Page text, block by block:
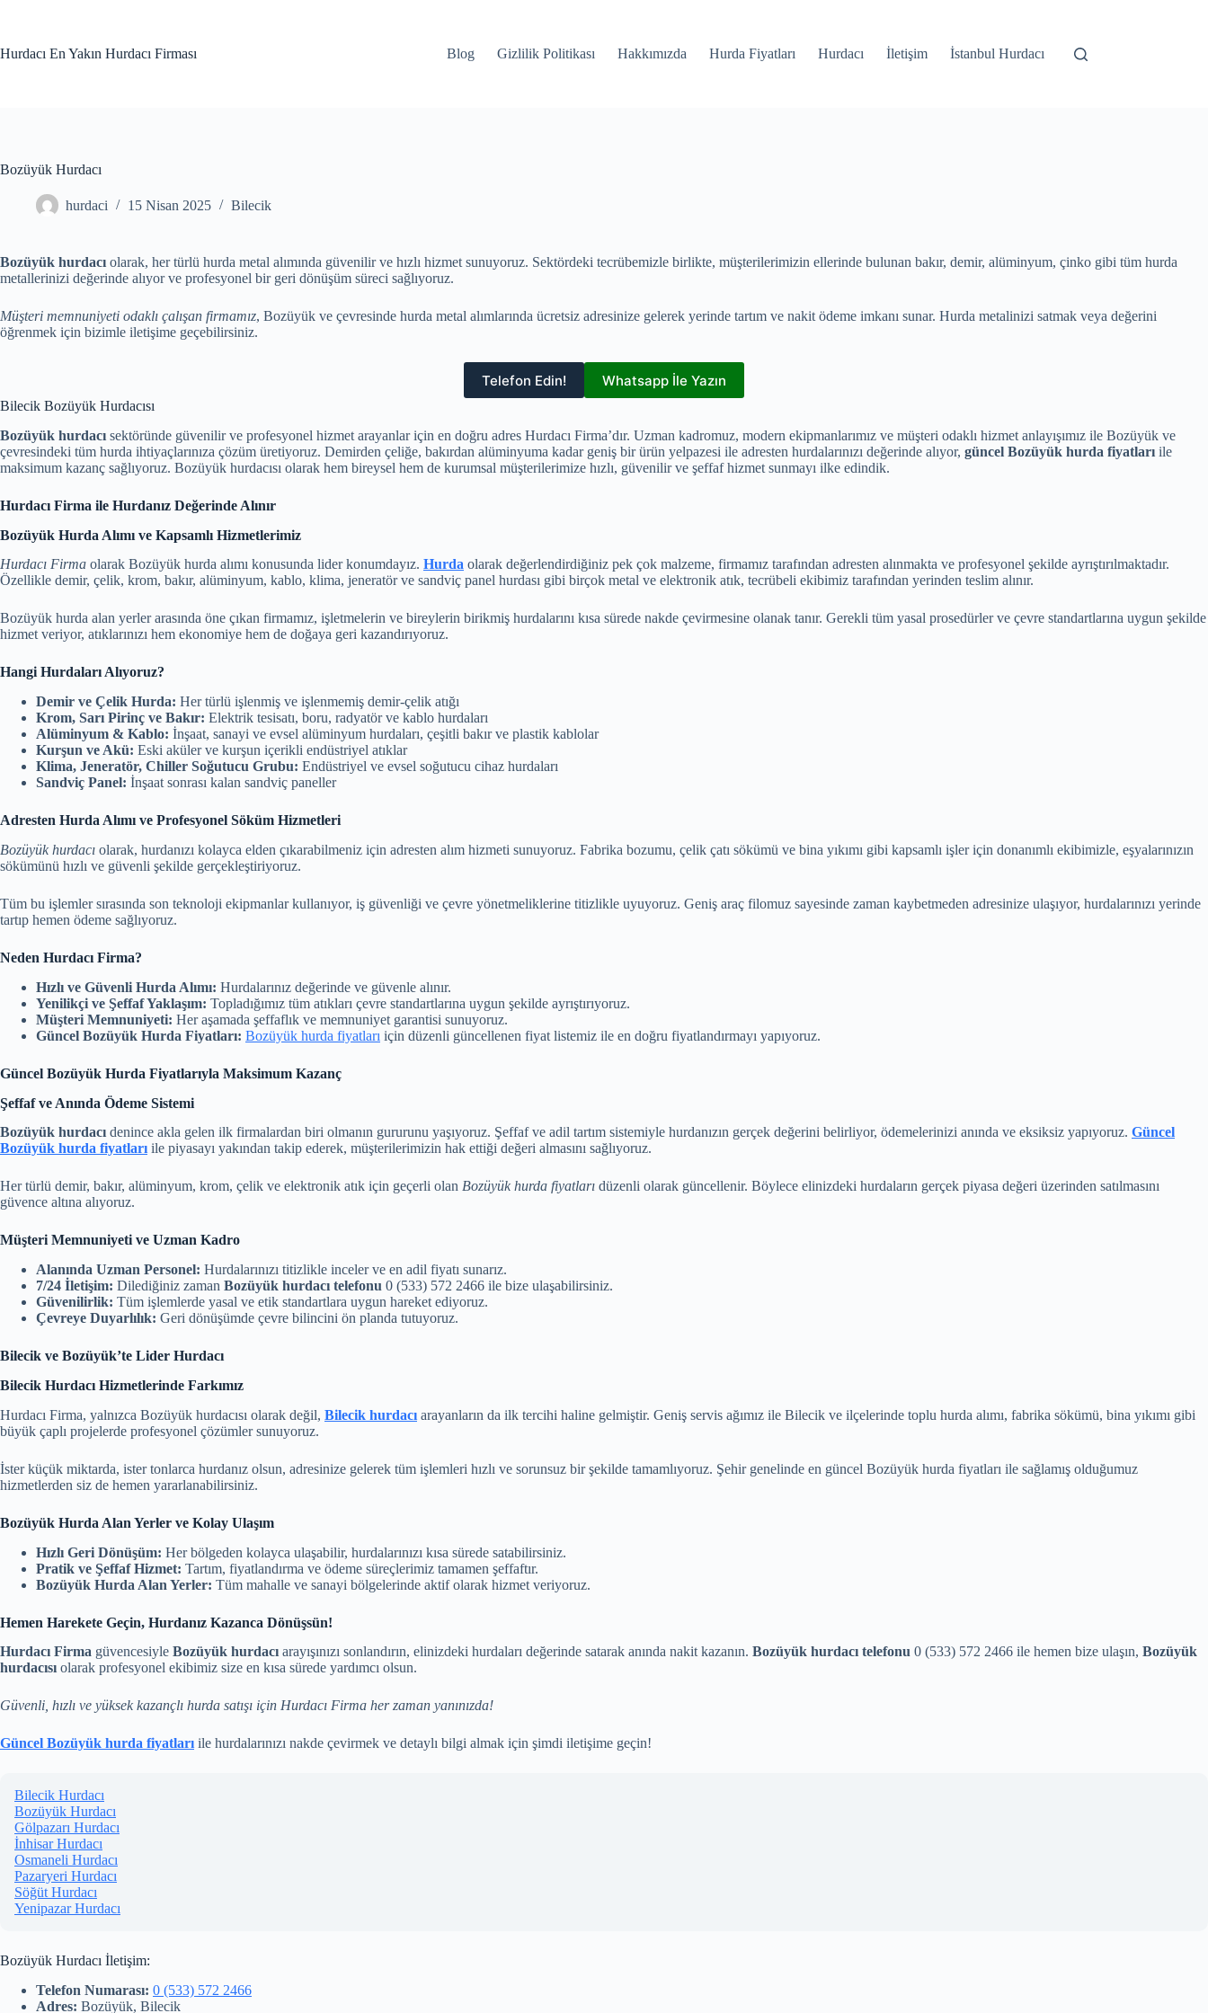
Hurdacı En Yakın Hurdacı Firması
Blog Gizlilik Politikası Hakkımızda Hurda Fiyatları Hurdacı İletişim İstanbul Hurdacı
Bozüyük Hurdacı
hurdaci 15 Nisan 2025 Bilecik
Bozüyük hurdacı olarak, her türlü hurda metal alımında güvenilir ve hızlı hizmet sunuyoruz. Sektördeki tecrübemizle birlikte, müşterilerimizin ellerinde bulunan bakır, demir, alüminyum, çinko gibi tüm hurda
metallerinizi değerinde alıyor ve profesyonel bir geri dönüşüm süreci sağlıyoruz.
Müşteri memnuniyeti odaklı çalışan firmamız, Bozüyük ve çevresinde hurda metal alımlarında ücretsiz adresinize gelerek yerinde tartım ve nakit ödeme imkanı sunar. Hurda metalinizi satmak veya değerini
öğrenmek için bizimle iletişime geçebilirsiniz.
Telefon Edin! Whatsapp İle Yazın
Bilecik Bozüyük Hurdacısı
Bozüyük hurdacı sektöründe güvenilir ve profesyonel hizmet arayanlar için en doğru adres Hurdacı Firma’dır. Uzman kadromuz, modern ekipmanlarımız ve müşteri odaklı hizmet anlayışımız ile Bozüyük ve
çevresindeki tüm hurda ihtiyaçlarınıza çözüm üretiyoruz. Demirden çeliğe, bakırdan alüminyuma kadar geniş bir ürün yelpazesi ile adresten hurdalarınızı değerinde alıyor, güncel Bozüyük hurda fiyatları ile
maksimum kazanç sağlıyoruz. Bozüyük hurdacısı olarak hem bireysel hem de kurumsal müşterilerimize hızlı, güvenilir ve şeffaf hizmet sunmayı ilke edindik.
Hurdacı Firma ile Hurdanız Değerinde Alınır
Bozüyük Hurda Alımı ve Kapsamlı Hizmetlerimiz
Hurdacı Firma olarak Bozüyük hurda alımı konusunda lider konumdayız. Hurda olarak değerlendirdiğiniz pek çok malzeme, firmamız tarafından adresten alınmakta ve profesyonel şekilde ayrıştırılmaktadır.
Özellikle demir, çelik, krom, bakır, alüminyum, kablo, klima, jeneratör ve sandviç panel hurdası gibi birçok metal ve elektronik atık, tecrübeli ekibimiz tarafından yerinden teslim alınır.
Bozüyük hurda alan yerler arasında öne çıkan firmamız, işletmelerin ve bireylerin birikmiş hurdalarını kısa sürede nakde çevirmesine olanak tanır. Gerekli tüm yasal prosedürler ve çevre standartlarına uygun şekilde
hizmet veriyor, atıklarınızı hem ekonomiye hem de doğaya geri kazandırıyoruz.
Hangi Hurdaları Alıyoruz?
Demir ve Çelik Hurda: Her türlü işlenmiş ve işlenmemiş demir-çelik atığı
Krom, Sarı Pirinç ve Bakır: Elektrik tesisatı, boru, radyatör ve kablo hurdaları
Alüminyum & Kablo: İnşaat, sanayi ve evsel alüminyum hurdaları, çeşitli bakır ve plastik kablolar
Kurşun ve Akü: Eski aküler ve kurşun içerikli endüstriyel atıklar
Klima, Jeneratör, Chiller Soğutucu Grubu: Endüstriyel ve evsel soğutucu cihaz hurdaları
Sandviç Panel: İnşaat sonrası kalan sandviç paneller
Adresten Hurda Alımı ve Profesyonel Söküm Hizmetleri
Bozüyük hurdacı olarak, hurdanızı kolayca elden çıkarabilmeniz için adresten alım hizmeti sunuyoruz. Fabrika bozumu, çelik çatı sökümü ve bina yıkımı gibi kapsamlı işler için donanımlı ekibimizle, eşyalarınızın
sökümünü hızlı ve güvenli şekilde gerçekleştiriyoruz.
Tüm bu işlemler sırasında son teknoloji ekipmanlar kullanıyor, iş güvenliği ve çevre yönetmeliklerine titizlikle uyuyoruz. Geniş araç filomuz sayesinde zaman kaybetmeden adresinize ulaşıyor, hurdalarınızı yerinde
tartıp hemen ödeme sağlıyoruz.
Neden Hurdacı Firma?
Hızlı ve Güvenli Hurda Alımı: Hurdalarınız değerinde ve güvenle alınır.
Yenilikçi ve Şeffaf Yaklaşım: Topladığımız tüm atıkları çevre standartlarına uygun şekilde ayrıştırıyoruz.
Müşteri Memnuniyeti: Her aşamada şeffaflık ve memnuniyet garantisi sunuyoruz.
Güncel Bozüyük Hurda Fiyatları: Bozüyük hurda fiyatları için düzenli güncellenen fiyat listemiz ile en doğru fiyatlandırmayı yapıyoruz.
Güncel Bozüyük Hurda Fiyatlarıyla Maksimum Kazanç
Şeffaf ve Anında Ödeme Sistemi
Bozüyük hurdacı denince akla gelen ilk firmalardan biri olmanın gururunu yaşıyoruz. Şeffaf ve adil tartım sistemiyle hurdanızın gerçek değerini belirliyor, ödemelerinizi anında ve eksiksiz yapıyoruz. Güncel
Bozüyük hurda fiyatları ile piyasayı yakından takip ederek, müşterilerimizin hak ettiği değeri almasını sağlıyoruz.
Her türlü demir, bakır, alüminyum, krom, çelik ve elektronik atık için geçerli olan Bozüyük hurda fiyatları düzenli olarak güncellenir. Böylece elinizdeki hurdaların gerçek piyasa değeri üzerinden satılmasını
güvence altına alıyoruz.
Müşteri Memnuniyeti ve Uzman Kadro
Alanında Uzman Personel: Hurdalarınızı titizlikle inceler ve en adil fiyatı sunarız.
7/24 İletişim: Dilediğiniz zaman Bozüyük hurdacı telefonu 0 (533) 572 2466 ile bize ulaşabilirsiniz.
Güvenilirlik: Tüm işlemlerde yasal ve etik standartlara uygun hareket ediyoruz.
Çevreye Duyarlılık: Geri dönüşümde çevre bilincini ön planda tutuyoruz.
Bilecik ve Bozüyük’te Lider Hurdacı
Bilecik Hurdacı Hizmetlerinde Farkımız
Hurdacı Firma, yalnızca Bozüyük hurdacısı olarak değil, Bilecik hurdacı arayanların da ilk tercihi haline gelmiştir. Geniş servis ağımız ile Bilecik ve ilçelerinde toplu hurda alımı, fabrika sökümü, bina yıkımı gibi
büyük çaplı projelerde profesyonel çözümler sunuyoruz.
İster küçük miktarda, ister tonlarca hurdanız olsun, adresinize gelerek tüm işlemleri hızlı ve sorunsuz bir şekilde tamamlıyoruz. Şehir genelinde en güncel Bozüyük hurda fiyatları ile sağlamış olduğumuz
hizmetlerden siz de hemen yararlanabilirsiniz.
Bozüyük Hurda Alan Yerler ve Kolay Ulaşım
Hızlı Geri Dönüşüm: Her bölgeden kolayca ulaşabilir, hurdalarınızı kısa sürede satabilirsiniz.
Pratik ve Şeffaf Hizmet: Tartım, fiyatlandırma ve ödeme süreçlerimiz tamamen şeffaftır.
Bozüyük Hurda Alan Yerler: Tüm mahalle ve sanayi bölgelerinde aktif olarak hizmet veriyoruz.
Hemen Harekete Geçin, Hurdanız Kazanca Dönüşsün!
Hurdacı Firma güvencesiyle Bozüyük hurdacı arayışınızı sonlandırın, elinizdeki hurdaları değerinde satarak anında nakit kazanın. Bozüyük hurdacı telefonu 0 (533) 572 2466 ile hemen bize ulaşın, Bozüyük
hurdacısı olarak profesyonel ekibimiz size en kısa sürede yardımcı olsun.
Güvenli, hızlı ve yüksek kazançlı hurda satışı için Hurdacı Firma her zaman yanınızda!
Güncel Bozüyük hurda fiyatları ile hurdalarınızı nakde çevirmek ve detaylı bilgi almak için şimdi iletişime geçin!
Bilecik Hurdacı
Bozüyük Hurdacı
Gölpazarı Hurdacı
İnhisar Hurdacı
Osmaneli Hurdacı
Pazaryeri Hurdacı
Söğüt Hurdacı
Yenipazar Hurdacı
Bozüyük Hurdacı İletişim:
Telefon Numarası: 0 (533) 572 2466
Adres: Bozüyük, Bilecik